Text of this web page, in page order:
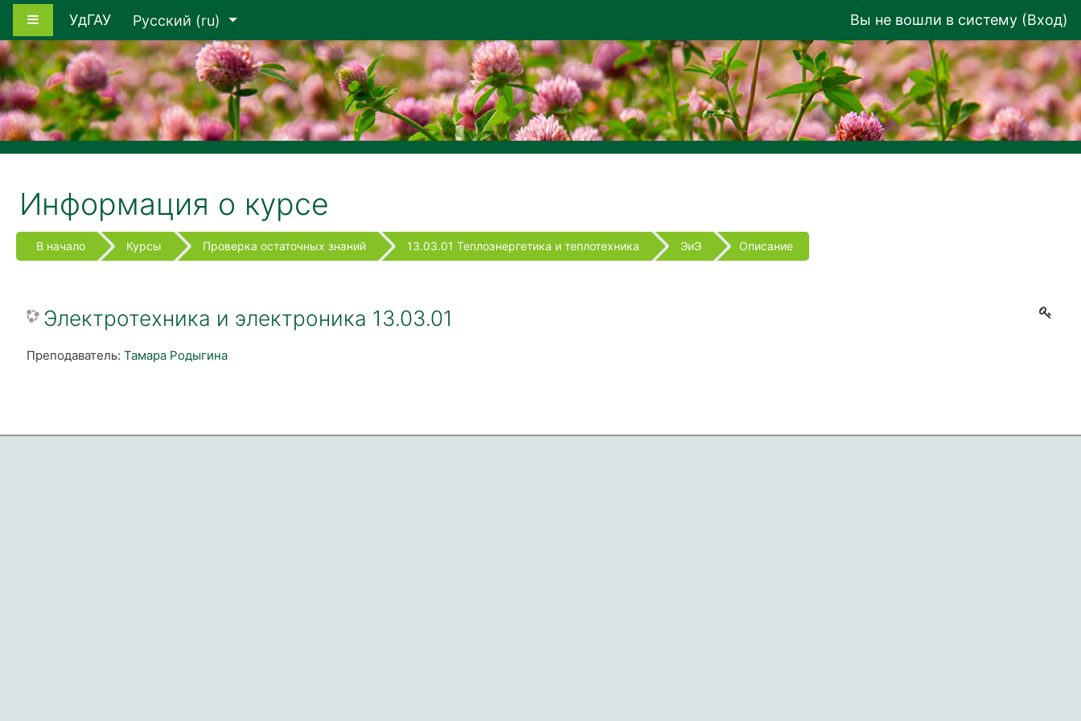
Перейти к основному содержанию
Боковая панель
УдГАУ Русский ‎(ru)‎ Вы не вошли в систему (Вход)
Информация о курсе
В начало Курсы Проверка остаточных знаний 13.03.01 Теплоэнергетика и теплотехника ЭиЭ Описание
Электротехника и электроника 13.03.01
Преподаватель: Тамара Родыгина